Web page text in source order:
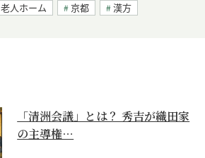
老人ホーム 京都 漢方
「清洲会議」とは？ 秀吉が織田家
の主導権…